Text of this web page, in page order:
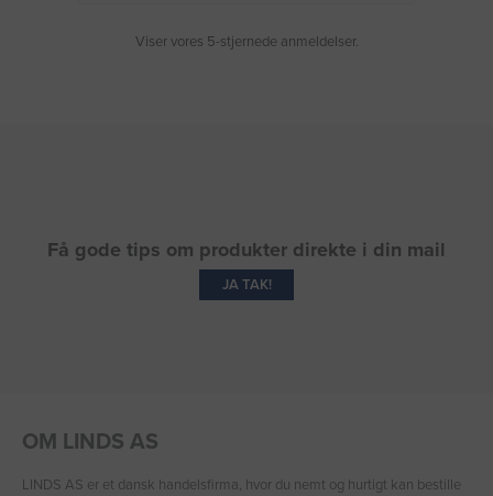
Viser vores 5-stjernede anmeldelser.
Få gode tips om produkter direkte i din mail
JA TAK!
OM LINDS AS
LINDS AS er et dansk handelsfirma, hvor du nemt og hurtigt kan bestille